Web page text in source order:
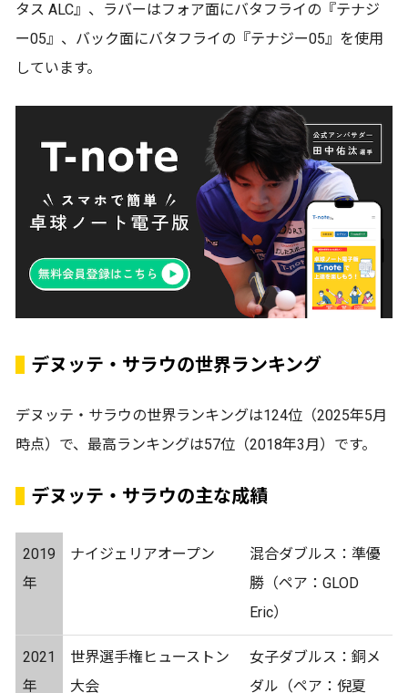
タス ALC』、ラバーはフォア面にバタフライの『テナジ
ー05』、バック面にバタフライの『テナジー05』を使用
しています。
デヌッテ・サラウの世界ランキング
デヌッテ・サラウの世界ランキングは124位（2025年5月
時点）で、最高ランキングは57位（2018年3月）です。
デヌッテ・サラウの主な成績
2019
年
ナイジェリアオープン
混合ダブルス：準優
勝（ペア：GLOD
Eric）
2021
年
世界選手権ヒューストン
大会
女子ダブルス：銅メ
ダル（ペア：倪夏